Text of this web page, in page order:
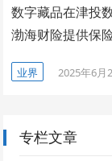
数字藏品在津投
渤海财险提供保
业界 2025年6月
专栏文章